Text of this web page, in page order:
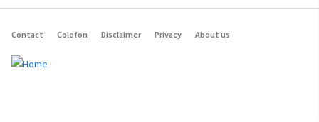
Footer
navigation
Contact Colofon Disclaimer Privacy About us